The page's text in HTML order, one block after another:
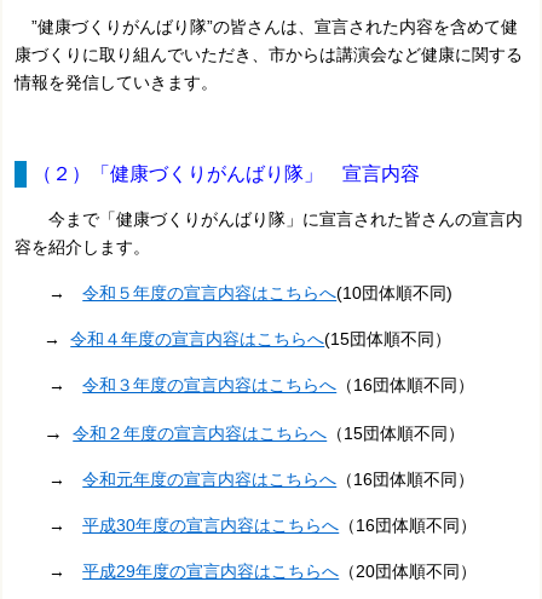
”健康づくりがんばり隊”の皆さんは、宣言された内容を含めて健
康づくりに取り組んでいただき、市からは講演会など健康に関する
情報を発信していきます。
（２）「健康づくりがんばり隊」 宣言内容
今まで「健康づくりがんばり隊」に宣言された皆さんの宣言内
容を紹介します。
→令和５年度の宣言内容はこちらへ(10団体順不同)
→令和４年度の宣言内容はこちらへ(15団体順不同）
→令和３年度の宣言内容はこちらへ （16団体順不同）
→令和２年度の宣言内容はこちらへ （15団体順不同）
→令和元年度の宣言内容はこちらへ （16団体順不同）
→平成30年度の宣言内容はこちらへ （16団体順不同）
→平成29年度の宣言内容はこちらへ （20団体順不同）